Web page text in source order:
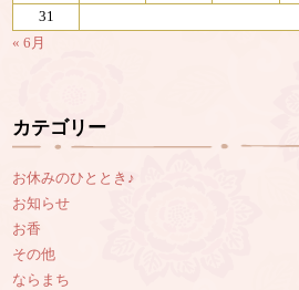
31
« 6月
カテゴリー
お休みのひととき♪
お知らせ
お香
その他
ならまち